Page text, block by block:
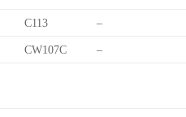
C113 –
CW107C –